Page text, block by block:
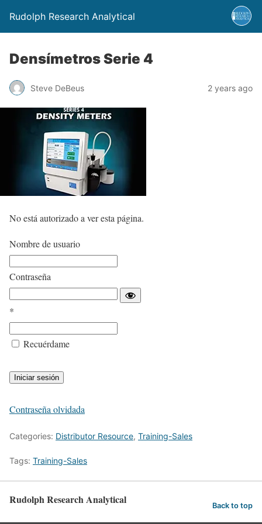
Rudolph Research Analytical
Densímetros Serie 4
Steve DeBeus 2 years ago
No está autorizado a ver esta página.
Nombre de usuario
Contraseña
*
Recuérdame
Contraseña olvidada
Categories: Distributor Resource, Training-Sales
Tags: Training-Sales
Rudolph Research Analytical Back to top